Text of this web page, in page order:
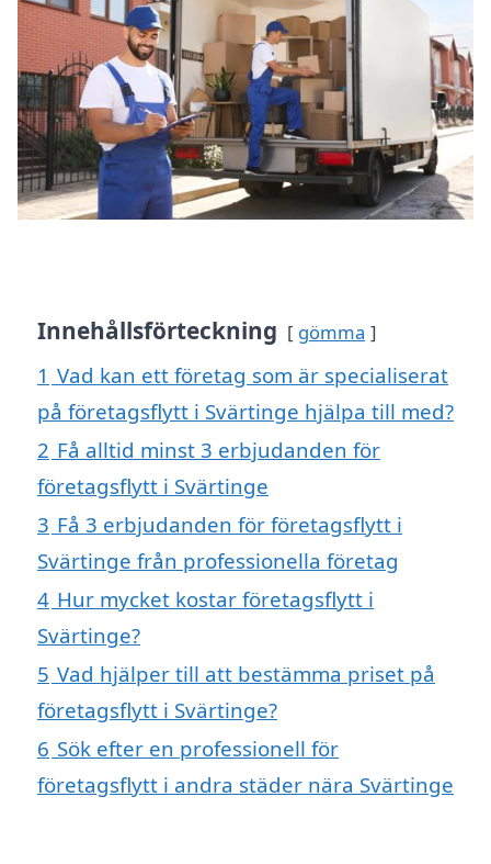
Innehållsförteckning gömma
1 Vad kan ett företag som är specialiserat
på företagsflytt i Svärtinge hjälpa till med?
2 Få alltid minst 3 erbjudanden för
företagsflytt i Svärtinge
3 Få 3 erbjudanden för företagsflytt i
Svärtinge från professionella företag
4 Hur mycket kostar företagsflytt i
Svärtinge?
5 Vad hjälper till att bestämma priset på
företagsflytt i Svärtinge?
6 Sök efter en professionell för
företagsflytt i andra städer nära Svärtinge